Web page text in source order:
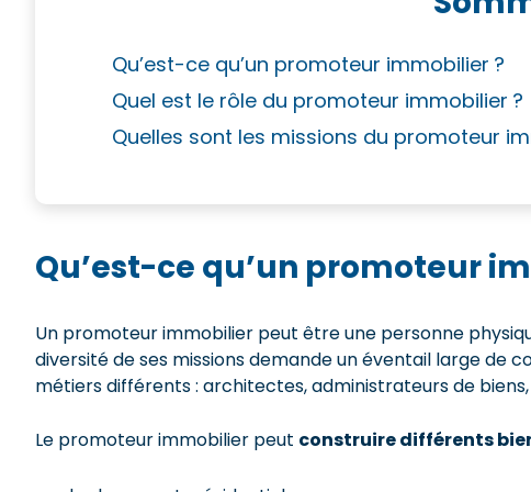
Qu’est-ce qu’un promoteur immobilier ?
Quel est le rôle du promoteur immobilier ?
Quelles sont les missions du promoteur
Qu’est-ce qu’un promoteur
Un promoteur immobilier peut être une personne
diversité de ses missions demande un éventail large de
métiers différents : architectes, administrateurs de
Le promoteur immobilier peut construire différents